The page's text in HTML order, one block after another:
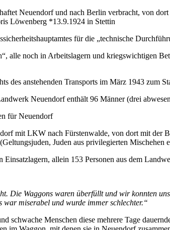
Neuendorf und nach Berlin verbracht, von
Löwenberg *13.9.1924 in Stettin
für die „technische
alle noch in Arbeitslagern und kriegswichtigen
des anstehenden Transports im März 1943 zum
Neuendorf enthält 96 Männer (drei
für Neuendorf
mit LKW nach Fürstenwalde, von dort mit der
Juden aus privilegierten Mischehen
Einsatzlagern, allein 153 Personen aus dem
Die Waggons waren überfüllt und wir konnten
war miserabel und wurde immer schlechter.“
schwache Menschen diese mehrere Tage